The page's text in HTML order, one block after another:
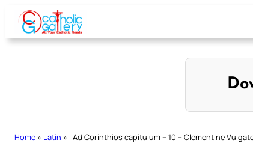
Skip
content
Home » Latin » I Ad Corinthios capitulum – 10 – Clementine